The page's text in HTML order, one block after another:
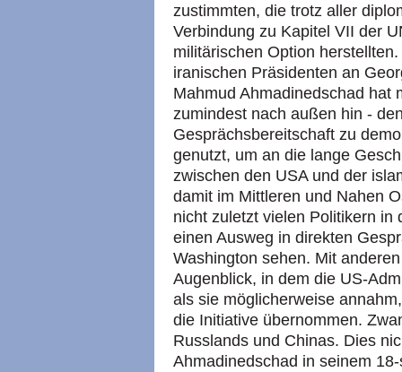
zustimmten, die trotz aller
Verbindung zu Kapitel VII der
militärischen Option
iranischen Präsidenten an
Mahmud Ahmadinedschad hat
zumindest nach außen hin -
Gesprächsbereitschaft zu
genutzt, um an die lange
zwischen den USA und der
damit im Mittleren und Nahen
nicht zuletzt vielen Politikern in
einen Ausweg in direkten
Washington sehen. Mit
Augenblick, in dem die US-
als sie möglicherweise
die Initiative übernommen.
Russlands und Chinas. Dies
Ahmadinedschad in seinem